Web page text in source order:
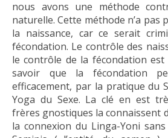
nous avons une méthode
naturelle. Cette méthode n’a pas
la naissance, car ce serait
fécondation. Le contrôle des
le contrôle de la fécondation
savoir que la fécondation
efficacement, par la pratique du
Yoga du Sexe. La clé en est
frères gnostiques la connaissent
la connexion du Linga-Yoni